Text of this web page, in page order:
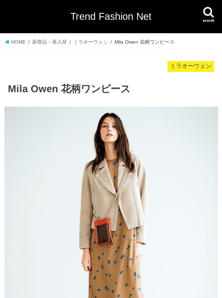
Trend Fashion Net search
HOME 新商品・再入荷 ミラオーウェン Mila Owen 花柄ワンピース
ミラオーウェン
Mila Owen 花柄ワンピース